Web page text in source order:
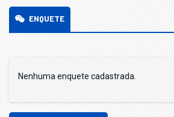
ENQUETE
Nenhuma enquete cadastrada.